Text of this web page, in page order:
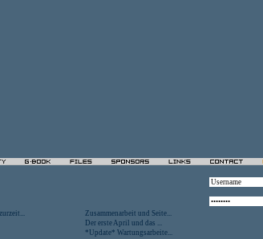
Zusammenarbeit und Seite...
Der erste April und das ...
*Update* Wartungsarbeite...